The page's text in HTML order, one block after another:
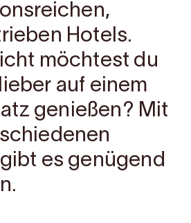
Hotels.
möchtest du
auf einem
genießen? Mit
es genügend